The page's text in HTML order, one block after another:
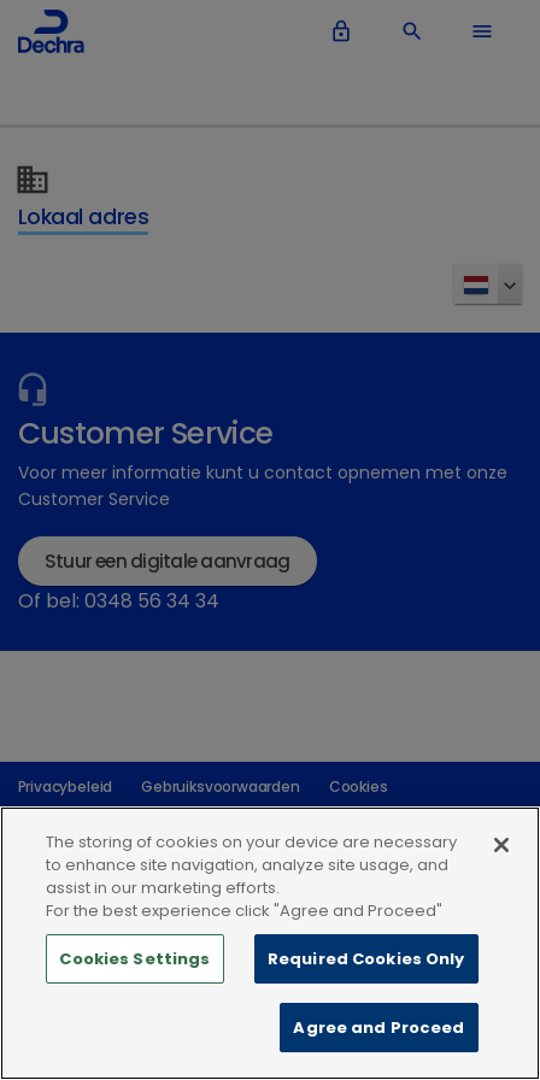
lock_outline search menu
Lokaal adres
Customer Service
Voor meer informatie kunt u contact opnemen met onze
Customer Service
Stuur een digitale aanvraag
Of bel: 0348 56 34 34
Privacybeleid Gebruiksvoorwaarden Cookies
The storing of cookies on your device are necessary
to enhance site navigation, analyze site usage, and
assist in our marketing efforts.
For the best experience click "Agree and Proceed"
Cookies Settings Required Cookies Only
Agree and Proceed